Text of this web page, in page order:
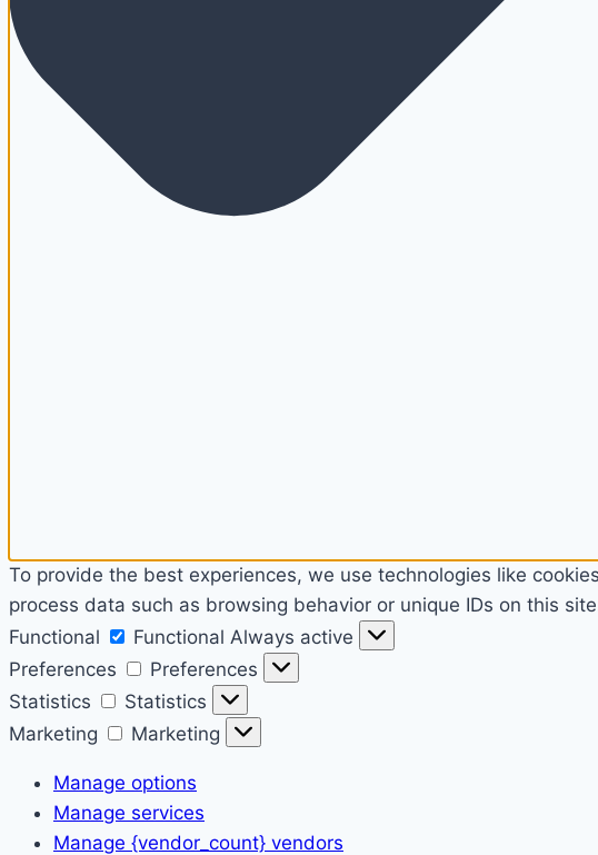
To provide the best experiences, we use technologies like
process data such as browsing behavior or unique IDs on this
Functional
Functional Always active
Preferences
Preferences
Statistics
Statistics
Marketing
Marketing
Manage options
Manage services
Manage {vendor_count} vendors